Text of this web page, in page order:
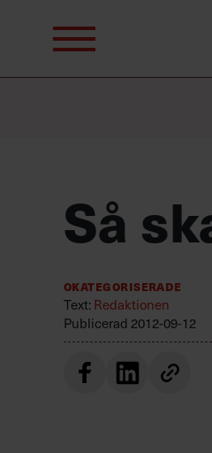
efter:
Så
Okategoriserade
Text: Redaktionen
Publicerad 2012-09-12